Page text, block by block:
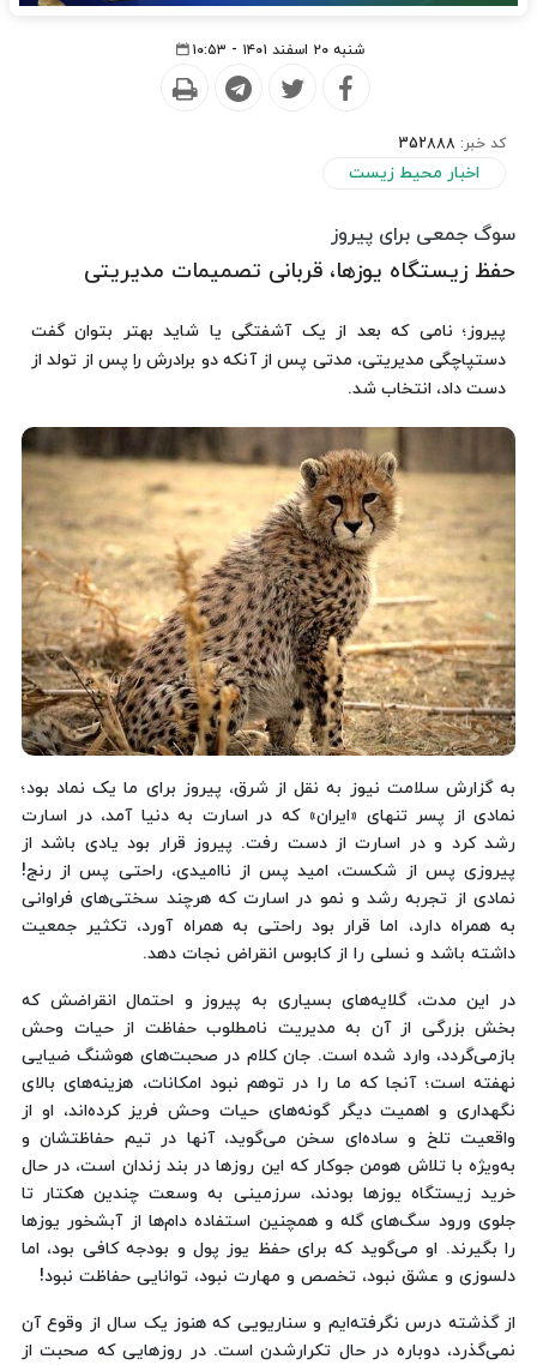
شنبه ۲۰ اسفند ۱۴۰۱ - ۱۰:۵۳
کد خبر: 352888
اخبار محیط زیست
سوگ جمعی برای پیروز
حفظ زیستگاه یوزها، قربانی تصمیمات مدیریتی
پیروز؛ نامی که بعد از یک آشفتگی یا شاید بهتر بتوان گفت‌
دستپاچگی مدیریتی، مدتی پس از آنکه دو برادرش را پس از تولد از
دست داد، انتخاب شد.
به گزارش سلامت نیوز به نقل از شرق، پیروز برای ما یک نماد بود؛
نمادی از پسر تنهای «ایران» که در اسارت به دنیا آمد، در اسارت
رشد کرد و در اسارت از دست رفت. پیروز قرار بود یادی باشد از
پیروزی پس از شکست، امید پس از ناامیدی، راحتی پس از رنج!
نمادی از تجربه رشد و نمو در اسارت که هرچند سختی‌های فراوانی
به همراه دارد، اما قرار بود راحتی به همراه آورد، تکثیر جمعیت
داشته باشد و نسلی را از کابوس انقراض نجات دهد.
در این مدت، گلایه‌های بسیاری به پیروز و احتمال انقراضش که
بخش بزرگی از آن به مدیریت نامطلوب حفاظت از حیات وحش
بازمی‌گردد، وارد شده است. جان کلام در صحبت‌های هوشنگ ضیایی
نهفته است؛ آنجا که ما را در توهم نبود امکانات، هزینه‌های بالای
نگهداری و اهمیت دیگر گونه‌های حیات وحش فریز کرده‌اند، او از
واقعیت تلخ و ساده‌ای سخن می‌گوید، آنها در تیم حفاظتشان و
به‌ویژه با تلاش هومن جوکار که این روزها در بند زندان است، در حال
خرید زیستگاه یوزها بودند، سرزمینی به وسعت چندین هکتار تا
جلوی ورود سگ‌های گله و همچنین استفاده دام‌ها از آبشخور یوزها
را بگیرند. او می‌گوید که برای حفظ یوز پول و بودجه کافی بود، اما
دلسوزی و عشق نبود، تخصص و مهارت نبود، توانایی حفاظت نبود!
از گذشته درس نگرفته‌ایم و سناریویی که هنوز یک سال از وقوع آن
نمی‌گذرد، دوباره در حال تکرارشدن است. در روزهایی که صحبت از